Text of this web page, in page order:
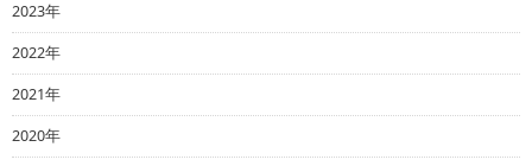
2023年
2022年
2021年
2020年